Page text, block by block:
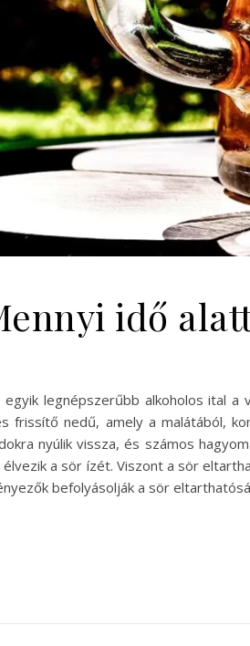
idő
legnépszerűbb alkoholos ital a
frissítő nedű, amely a malátából,
nyúlik vissza, és számos
élvezik a sör ízét. Viszont a sör
befolyásolják a sör